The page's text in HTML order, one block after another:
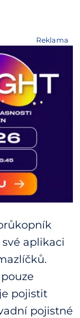
Reklama
aplikaci
pojistit
pojistné